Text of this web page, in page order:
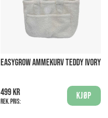
EASYGROW AMMEKURV TEDDY IVORY
499 kr
Rek. pris:
Kjøp